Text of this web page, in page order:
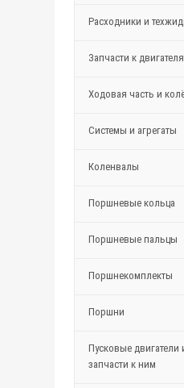
Расходники и
Запчасти к
Ходовая часть и
Системы и агрегаты
Коленвалы
Поршневые кольца
Поршневые пальцы
Поршнекомплекты
Поршни
Пусковые двигатели
запчасти к ним